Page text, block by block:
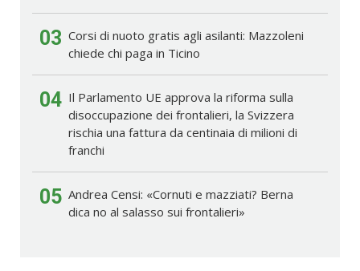
03 Corsi di nuoto gratis agli asilanti: Mazzoleni
chiede chi paga in Ticino
04 Il Parlamento UE approva la riforma sulla
disoccupazione dei frontalieri, la Svizzera
rischia una fattura da centinaia di milioni di
franchi
05 Andrea Censi: «Cornuti e mazziati? Berna
dica no al salasso sui frontalieri»